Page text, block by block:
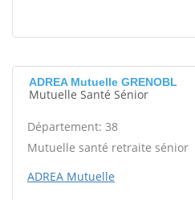
ADREA Mutuelle GRENOBL
Mutuelle Santé Sénior
Département: 38
Mutuelle santé retraite sénior
ADREA Mutuelle